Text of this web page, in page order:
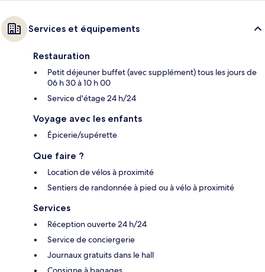
Services et équipements
Restauration
Petit déjeuner buffet (avec supplément) tous les jours de
06 h 30 à 10 h 00
Service d'étage 24 h/24
Voyage avec les enfants
Épicerie/supérette
Que faire ?
Location de vélos à proximité
Sentiers de randonnée à pied ou à vélo à proximité
Services
Réception ouverte 24 h/24
Service de conciergerie
Journaux gratuits dans le hall